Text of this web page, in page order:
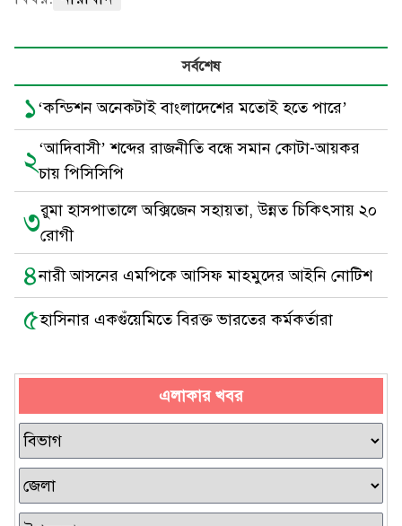
সর্বশেষ
১‘কন্ডিশন অনেকটাই বাংলাদেশের মতোই হতে পারে’
২‘আদিবাসী’ শব্দের রাজনীতি বন্ধে সমান কোটা-আয়কর
চায় পিসিসিপি
৩রুমা হাসপাতালে অক্সিজেন সহায়তা, উন্নত চিকিৎসায় ২০
রোগী
৪নারী আসনের এমপিকে আসিফ মাহমুদের আইনি নোটিশ
৫হাসিনার একগুঁয়েমিতে বিরক্ত ভারতের কর্মকর্তারা
এলাকার খবর